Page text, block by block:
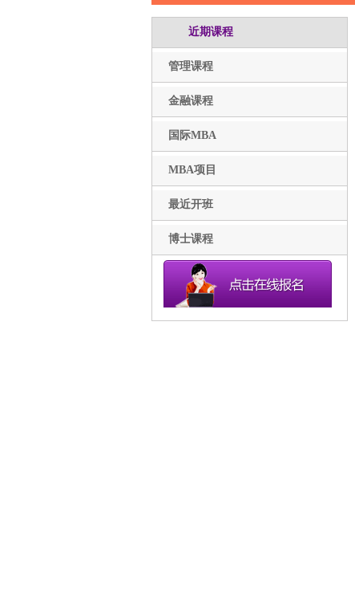
近期课程
管理课程
金融课程
国际MBA
MBA项目
最近开班
博士课程